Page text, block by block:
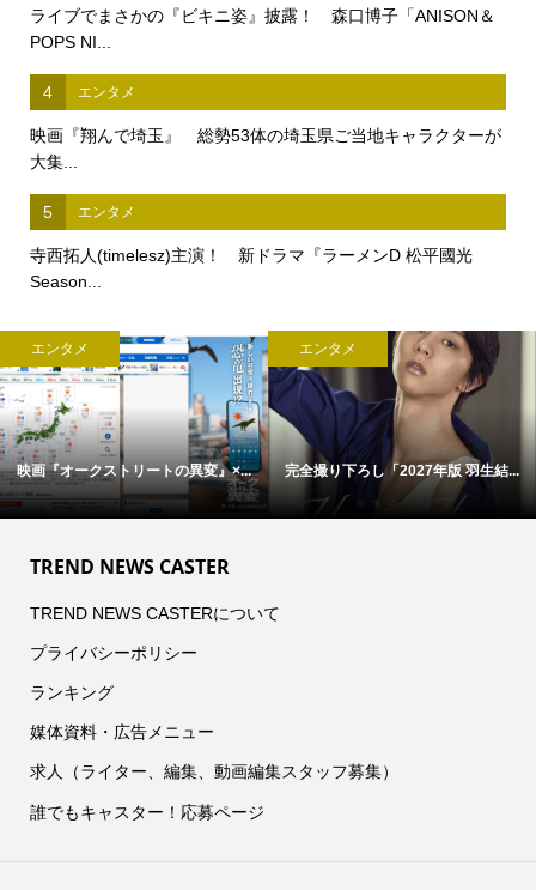
ライブでまさかの『ビキニ姿』披露！ 森口博子「ANISON＆
POPS NI...
4 エンタメ
映画『翔んで埼玉』 総勢53体の埼玉県ご当地キャラクターが
大集...
5 エンタメ
寺西拓人(timelesz)主演！ 新ドラマ『ラーメンD 松平國光
Season...
エンタメ
映画『オークストリートの異変』×...
エンタメ
完全撮り下ろし「2027年版 羽生結...
TREND NEWS CASTER
TREND NEWS CASTERについて
プライバシーポリシー
ランキング
媒体資料・広告メニュー
求人（ライター、編集、動画編集スタッフ募集）
誰でもキャスター！応募ページ